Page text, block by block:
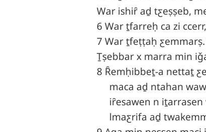
War ishiȓ aḏ tƹeṣṣeb,
6 War ṯfarreḥ ca zi
7 War ṯfeṭṭaḥ
Ṯṣebbar x marra min
8 Ȓemḥibbeṯ-a nettaṯ
maca aḏ ntahan
iȓesawen n iṯarrasen
lmaƹrifa aḏ